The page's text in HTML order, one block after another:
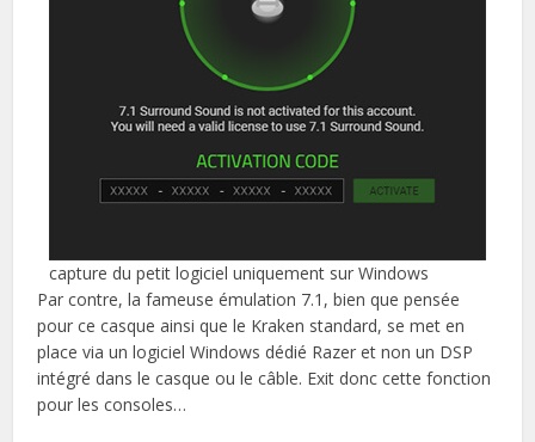
capture du petit logiciel uniquement sur Windows
Par contre, la fameuse émulation 7.1, bien que pensée
pour ce casque ainsi que le Kraken standard, se met en
place via un logiciel Windows dédié Razer et non un DSP
intégré dans le casque ou le câble. Exit donc cette fonction
pour les consoles…